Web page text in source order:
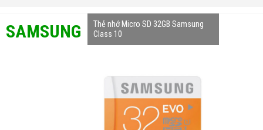
SAMSUNG
Thẻ nhớ Micro SD 32GB Samsung
Class 10